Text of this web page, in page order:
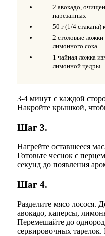
2 авокадо,
нарезанных
50 г (1/4 стакана)
2 столовые ложки
лимонного сока
1 чайная ложка
лимонной цедры
3-4 минут с каждой
Накройте крышкой,
Шаг 3.
Нагрейте оставшееся
Готовьте чеснок с
секунд до появления
Шаг 4.
Разделите мясо лосося.
авокадо, каперсы,
Перемешайте до
сервировочных